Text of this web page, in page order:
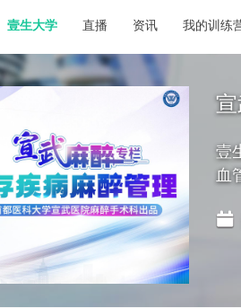
壹生大学 直播 资讯 我的训练
壹
血